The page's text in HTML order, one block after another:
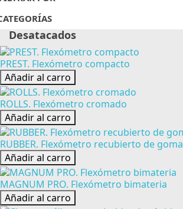
Desatacados
PREST. Flexómetro compacto
Añadir al carro
ROLLS. Flexómetro cromado
Añadir al carro
RUBBER. Flexómetro recubierto de goma
Añadir al carro
MAGNUM PRO. Flexómetro bimateria
Añadir al carro